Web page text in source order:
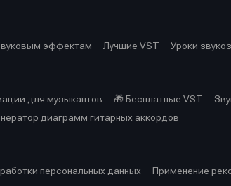
эффектам Лучшие VST Уроки
для музыкантов 🎁 Бесплатные VST
диаграмм гитарных аккордов
персональных данных Применение